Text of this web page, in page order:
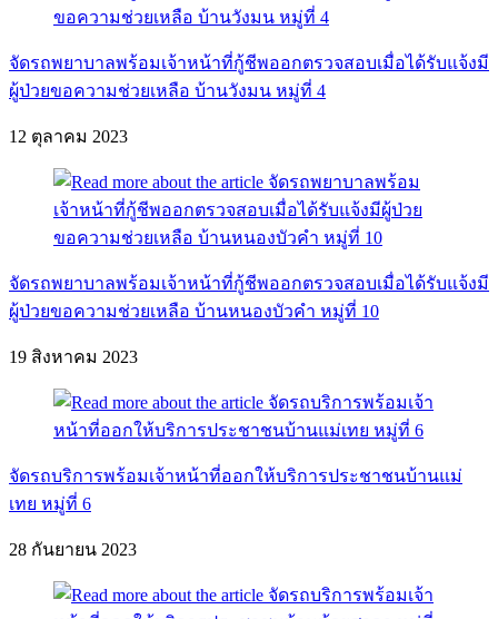
จัดรถพยาบาลพร้อมเจ้าหน้าที่กู้ชีพออกตรวจสอบเมื่อได้รับแจ้งมี
ผู้ป่วยขอความช่วยเหลือ บ้านวังมน หมู่ที่ 4
12 ตุลาคม 2023
จัดรถพยาบาลพร้อมเจ้าหน้าที่กู้ชีพออกตรวจสอบเมื่อได้รับแจ้งมี
ผู้ป่วยขอความช่วยเหลือ บ้านหนองบัวคำ หมู่ที่ 10
19 สิงหาคม 2023
จัดรถบริการพร้อมเจ้าหน้าที่ออกให้บริการประชาชนบ้านแม่
เทย หมู่ที่ 6
28 กันยายน 2023